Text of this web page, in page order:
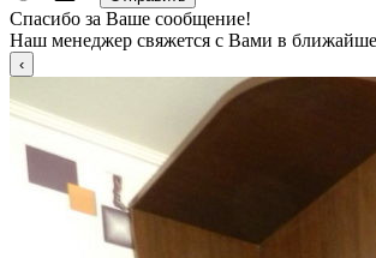
Спасибо за Ваше сообщение!
Наш менеджер свяжется с Вами в